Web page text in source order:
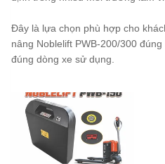
Đây là lựa chọn phù hợp cho
nâng Noblelift PWB-200/300
đúng dòng xe sử dụng.